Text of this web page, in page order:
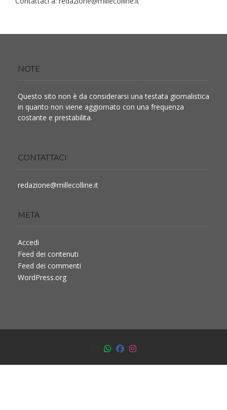
NOTE
Questo sito non è da considerarsi una testata giornalistica
in quanto non viene aggiornato con una frequenza
costante e prestabilita.
CONTATTACI
redazione@millecolline.it
META
Accedi
Feed dei contenuti
Feed dei commenti
WordPress.org